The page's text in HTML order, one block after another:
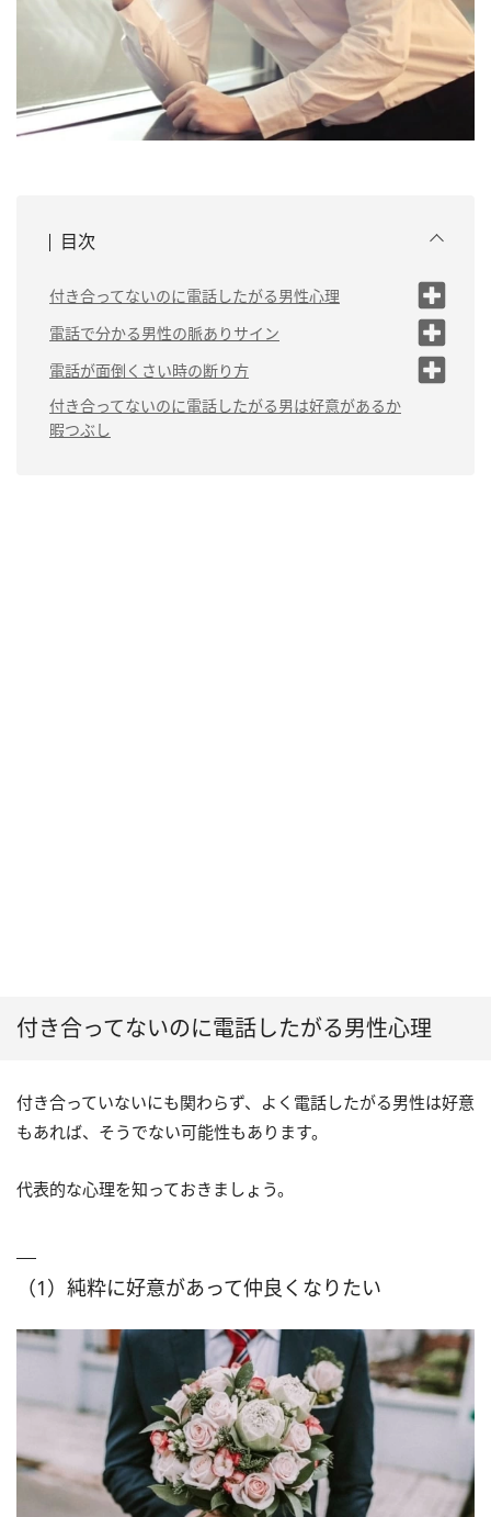
目次
付き合ってないのに電話したがる男性心理
（1）純粋に好意があって仲良くなりたい
（2）暇つぶしで誰かと話したい
（3）メッセージを送るよりも電話したい
タイプ
電話で分かる男性の脈ありサイン
（1）電話でプライベートなことを聞きた
がる
（2）電話だけでなく遊びにも誘ってくる
電話が面倒くさい時の断り方
（1）電話をスルーする
（2）「今彼氏といる」と電話を
付き合ってないのに電話したがる男は好意があるか
暇つぶし
付き合ってないのに電話したがる男性心理
付き合っていないにも関わらず、よく電話したがる男性は好意
もあれば、そうでない可能性もあります。
代表的な心理を知っておきましょう。
（1）純粋に好意があって仲良くなりたい